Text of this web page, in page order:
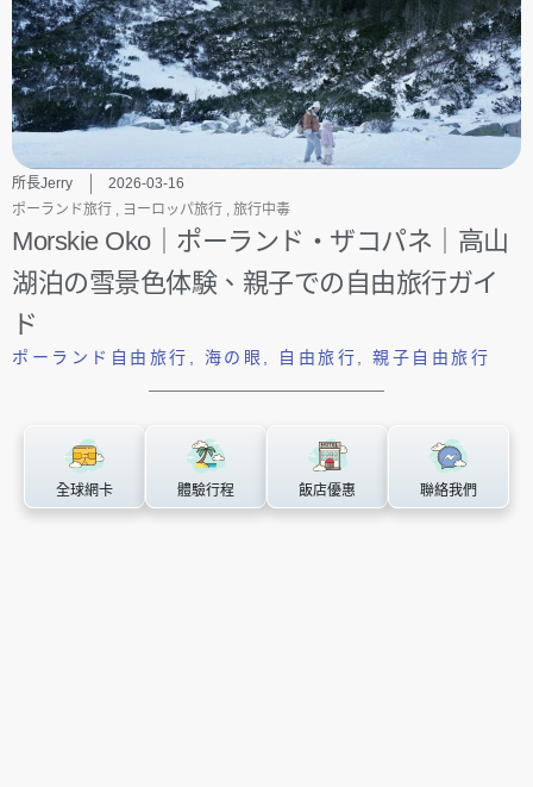
所長Jerry
2026-03-16
ポーランド旅行 , ヨーロッパ旅行 , 旅行中毒
Morskie Oko｜ポーランド・ザコパネ｜高山
湖泊の雪景色体験、親子での自由旅行ガイ
ド
ポーランド自由旅行 海の眼 自由旅行 親子自由旅行
全球網卡 體驗行程 飯店優惠 聯絡我們